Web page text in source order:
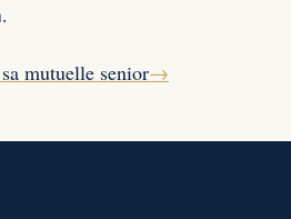
mutuelle senior→